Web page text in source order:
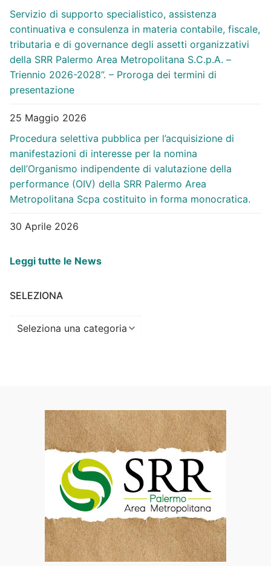
Servizio di supporto specialistico, assistenza
continuativa e consulenza in materia contabile, fiscale,
tributaria e di governance degli assetti organizzativi
della SRR Palermo Area Metropolitana S.C.p.A. –
Triennio 2026-2028”. – Proroga dei termini di
presentazione
25 Maggio 2026
Procedura selettiva pubblica per l’acquisizione di
manifestazioni di interesse per la nomina
dell’Organismo indipendente di valutazione della
performance (OIV) della SRR Palermo Area
Metropolitana Scpa costituito in forma monocratica.
30 Aprile 2026
Leggi tutte le News
SELEZIONA
Seleziona